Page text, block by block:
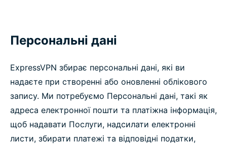
Персональні дані
ExpressVPN збирає персональні дані, які ви
надаєте при створенні або оновленні облікового
запису. Ми потребуємо Персональні дані, такі як
адреса електронної пошти та платіжна інформація,
щоб надавати Послуги, надсилати електронні
листи, збирати платежі та відповідні податки,